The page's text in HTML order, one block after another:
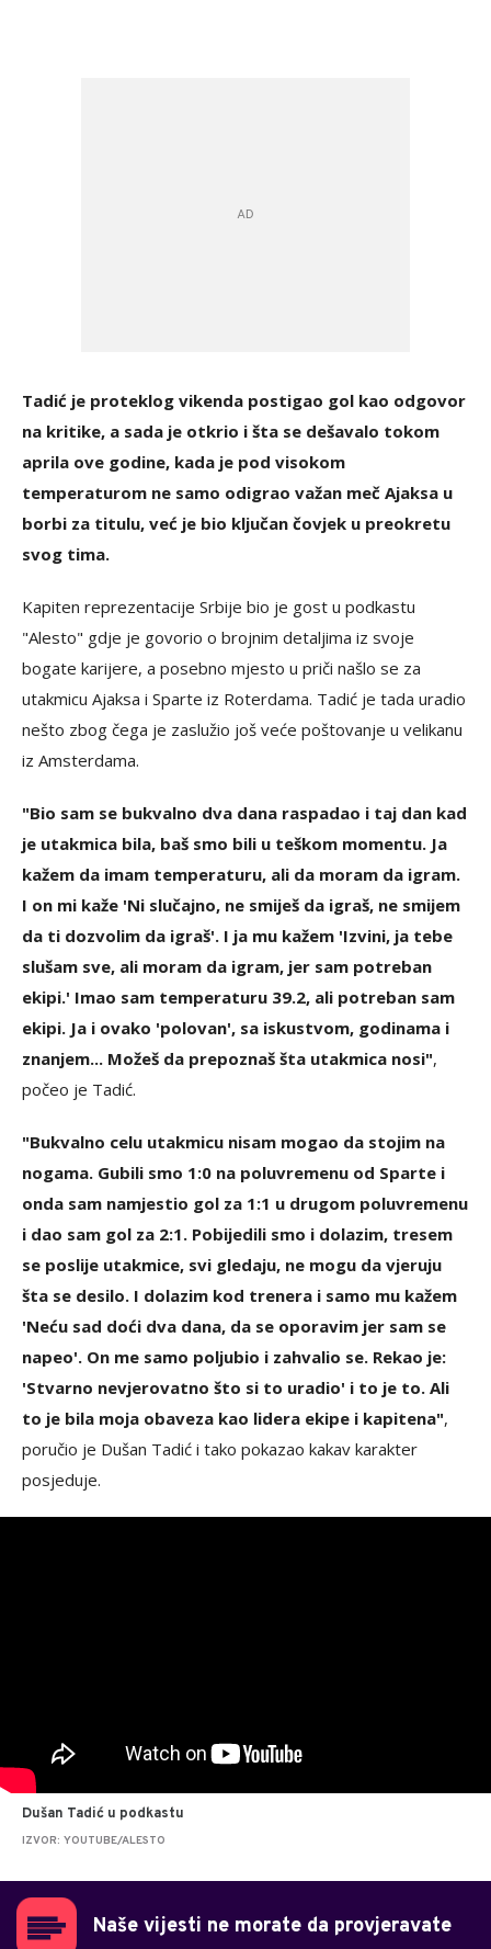
Tadić je proteklog vikenda postigao gol kao odgovor
na kritike, a sada je otkrio i šta se dešavalo tokom
aprila ove godine, kada je pod visokom
temperaturom ne samo odigrao važan meč Ajaksa u
borbi za titulu, već je bio ključan čovjek u preokretu
svog tima.
Kapiten reprezentacije Srbije bio je gost u podkastu
"Alesto" gdje je govorio o brojnim detaljima iz svoje
bogate karijere, a posebno mjesto u priči našlo se za
utakmicu Ajaksa i Sparte iz Roterdama. Tadić je tada uradio
nešto zbog čega je zaslužio još veće poštovanje u velikanu
iz Amsterdama.
"Bio sam se bukvalno dva dana raspadao i taj dan kad
je utakmica bila, baš smo bili u teškom momentu. Ja
kažem da imam temperaturu, ali da moram da igram.
I on mi kaže 'Ni slučajno, ne smiješ da igraš, ne smijem
da ti dozvolim da igraš'. I ja mu kažem 'Izvini, ja tebe
slušam sve, ali moram da igram, jer sam potreban
ekipi.' Imao sam temperaturu 39.2, ali potreban sam
ekipi. Ja i ovako 'polovan', sa iskustvom, godinama i
znanjem... Možeš da prepoznaš šta utakmica nosi",
počeo je Tadić.
"Bukvalno celu utakmicu nisam mogao da stojim na
nogama. Gubili smo 1:0 na poluvremenu od Sparte i
onda sam namjestio gol za 1:1 u drugom poluvremenu
i dao sam gol za 2:1. Pobijedili smo i dolazim, tresem
se poslije utakmice, svi gledaju, ne mogu da vjeruju
šta se desilo. I dolazim kod trenera i samo mu kažem
'Neću sad doći dva dana, da se oporavim jer sam se
napeo'. On me samo poljubio i zahvalio se. Rekao je:
'Stvarno nevjerovatno što si to uradio' i to je to. Ali
to je bila moja obaveza kao lidera ekipe i kapitena",
poručio je Dušan Tadić i tako pokazao kakav karakter
posjeduje.
Dušan Tadić u podkastu
IZVOR: YOUTUBE/ALESTO
Naše vijesti ne morate da provjeravate